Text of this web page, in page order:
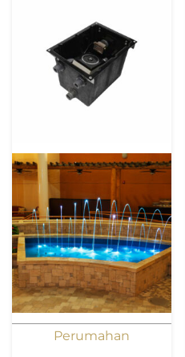
Perumahan